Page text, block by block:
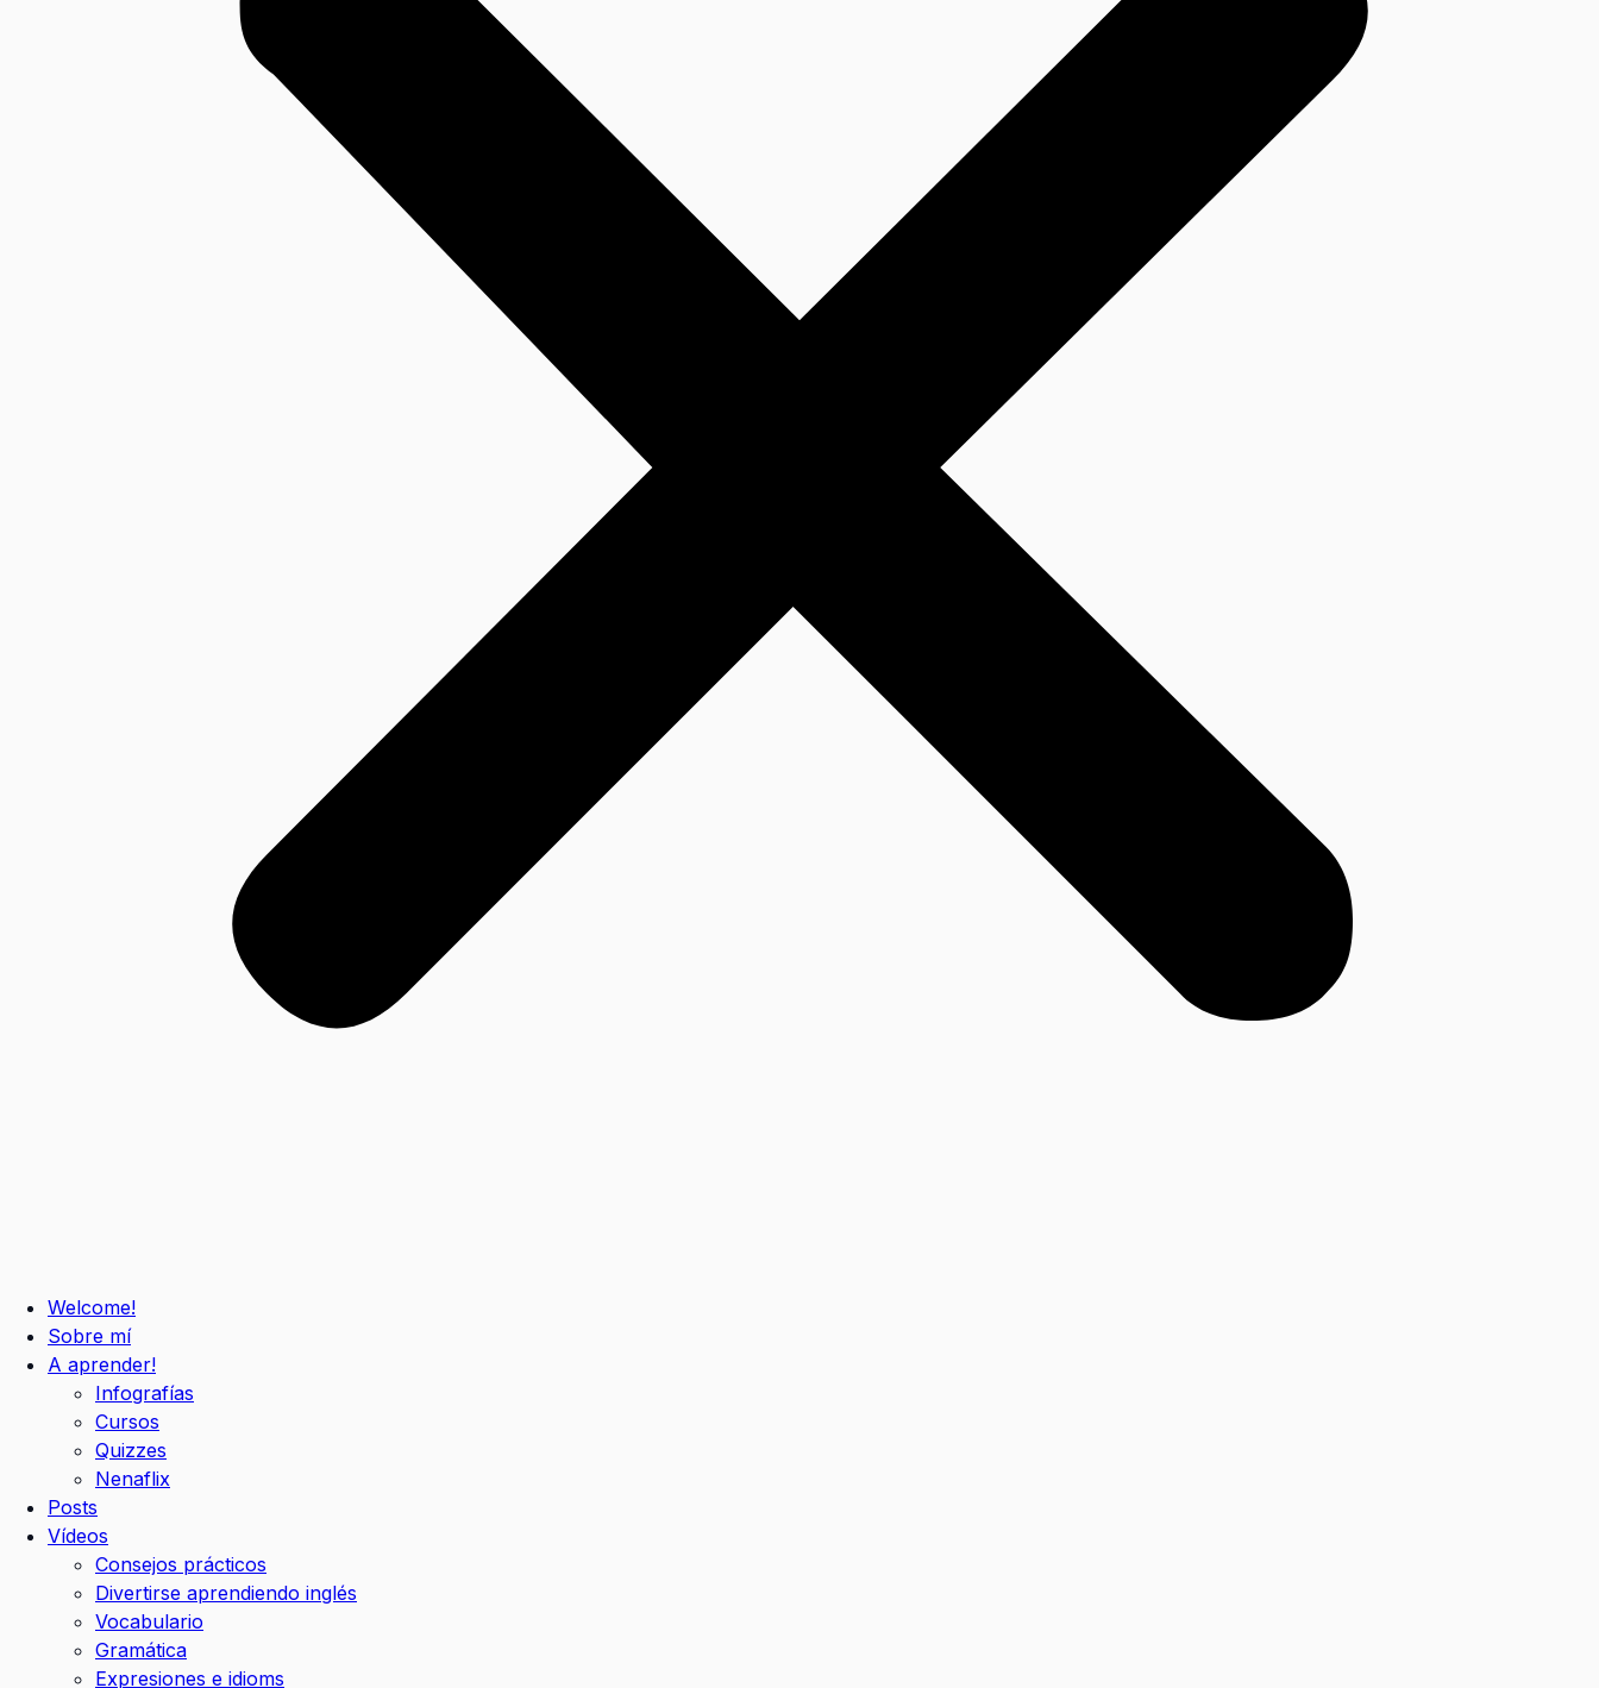
Welcome!
Sobre mí
A aprender!
Infografías
Cursos
Quizzes
Nenaflix
Posts
Vídeos
Consejos prácticos
Divertirse aprendiendo inglés
Vocabulario
Gramática
Expresiones e idioms